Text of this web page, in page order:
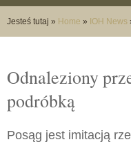
Jesteś tutaj » Home » IOH News
Odnaleziony
podróbką
Posąg jest imitacją